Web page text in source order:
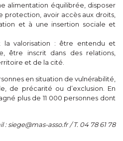
alimentation équilibrée, disposer
protection, avoir accès aux droits,
et à une insertion sociale et
la valorisation : être entendu et
être inscrit dans des relations,
et de la cité.
en situation de vulnérabilité,
de précarité ou d’exclusion. En
plus de 11 000 personnes dont
siege@mas-asso.fr / T. 04 78 61 78